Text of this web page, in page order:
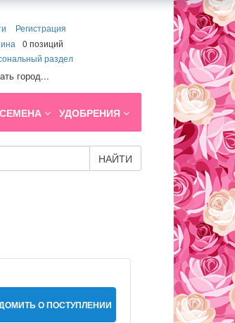
Регистрация
0 позиций
раздел
город...
СЕМЕНА УДОБРЕНИЯ
НАЙТИ
О ПОСТУПЛЕНИИ